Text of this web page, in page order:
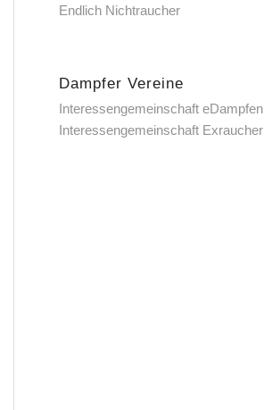
Endlich Nichtraucher
Dampfer Vereine
Interessengemeinschaft eDampfen
Interessengemeinschaft Exraucher